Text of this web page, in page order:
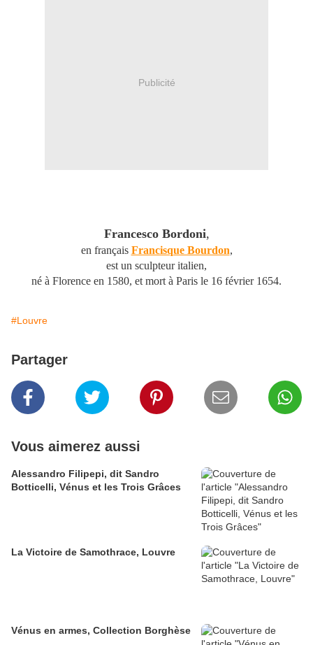
Publicité
Francesco Bordoni,
en français Francisque Bourdon,
est un sculpteur italien,
né à Florence en 1580, et mort à Paris le 16 février 1654.
#Louvre
Partager
Vous aimerez aussi
Alessandro Filipepi, dit Sandro
Botticelli, Vénus et les Trois Grâces
La Victoire de Samothrace, Louvre
Vénus en armes, Collection Borghèse